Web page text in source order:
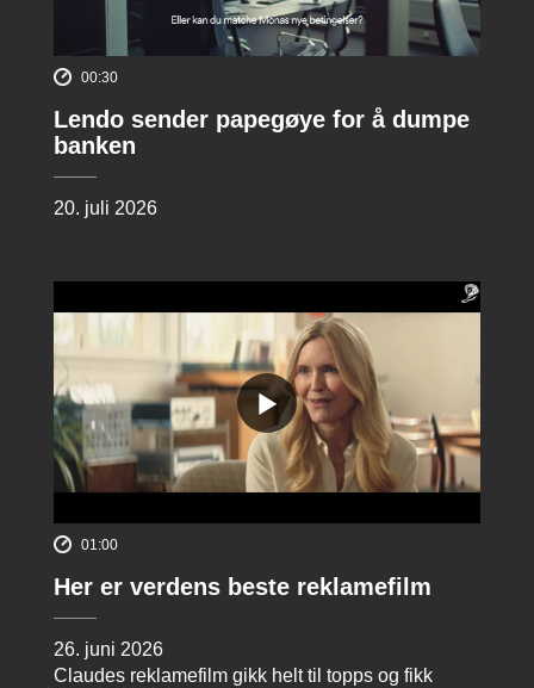
00:30
Lendo sender papegøye for å dumpe
banken
20. juli 2026
01:00
Her er verdens beste reklamefilm
26. juni 2026
Claudes reklamefilm gikk helt til topps og fikk